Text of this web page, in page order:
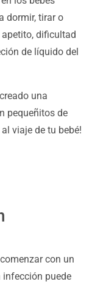
dormir, tirar o
dificultad
de líquido del
una
pequeñitos de
viaje de tu bebé!
con un
puede